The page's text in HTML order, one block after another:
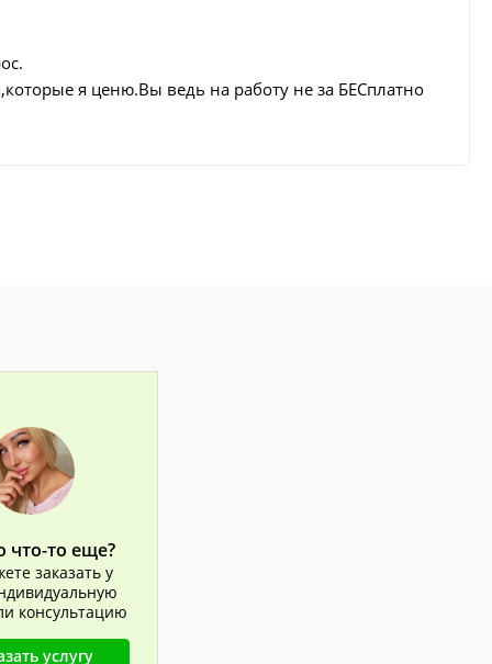
я ценю.Вы ведь на работу не за БЕСплатно
что-то еще?
заказать у
консультацию
услугу